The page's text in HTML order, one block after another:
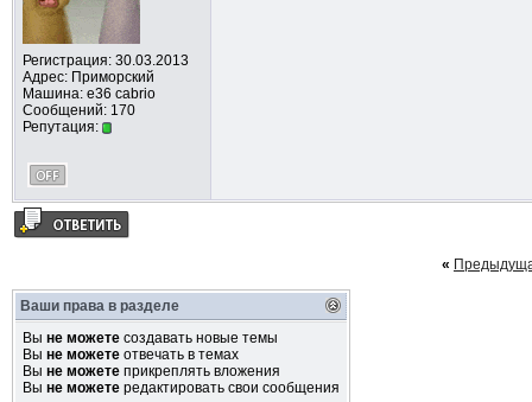
Регистрация: 30.03.2013
Адрес: Приморский
Машина: e36 cabrio
Сообщений: 170
Репутация:
«
Ваши права в разделе
Вы не можетесоздавать новые темы
Вы не можетеотвечать в темах
Вы не можетеприкреплять вложения
Вы не можетередактировать свои сообщения